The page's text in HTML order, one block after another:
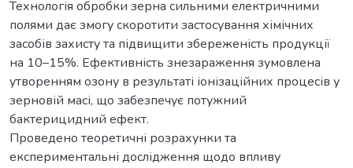
Технологія обробки зерна сильними електричними
полями дає змогу скоротити застосування хімічних
засобів захисту та підвищити збереженість продукції
на 10–15%. Ефективність знезараження зумовлена
утворенням озону в результаті іонізаційних процесів у
зерновій масі, що забезпечує потужний
бактерицидний ефект.
Проведено теоретичні розрахунки та
експериментальні дослідження щодо впливу